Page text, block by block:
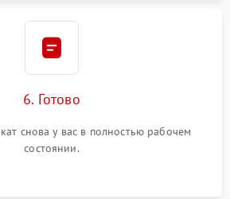
6. Готово
снова у вас в полностью рабочем
состоянии.